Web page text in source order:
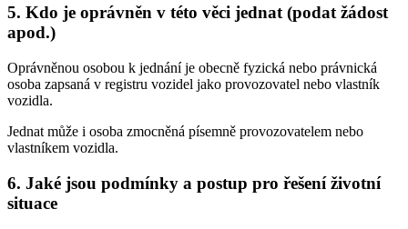
5. Kdo je oprávněn v této věci jednat (podat žádost
apod.)
Oprávněnou osobou k jednání je obecně fyzická nebo právnická
osoba zapsaná v registru vozidel jako provozovatel nebo vlastník
vozidla.
Jednat může i osoba zmocněná písemně provozovatelem nebo
vlastníkem vozidla.
6. Jaké jsou podmínky a postup pro řešení životní
situace